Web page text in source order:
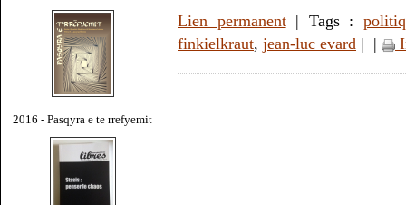
2016 - Pasqyra e te rrefyemit
Lien permanent| Tags :
finkielkraut, jean-luc evard | |